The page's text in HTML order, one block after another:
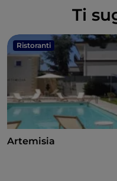
Ti
Ristoranti
Artemisia